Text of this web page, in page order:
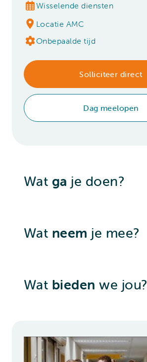
Wisselende diensten
Locatie AMC
Onbepaalde tijd
Solliciteer direct
Dag meelopen
Wat ga je doen?
Wat neem je mee?
Wat bieden we jou?